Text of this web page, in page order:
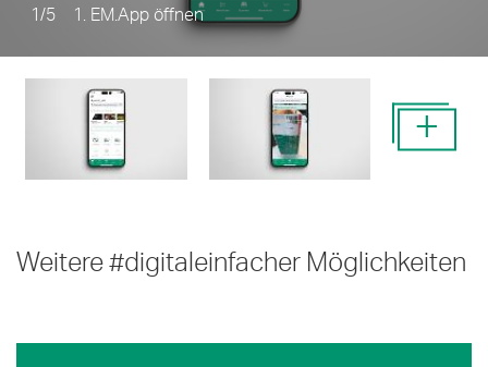
1/5 1. EM.App öffnen
+
Weitere #digitaleinfacher Möglichkeiten